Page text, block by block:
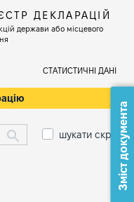
ДЕКЛАРАЦІЙ
держави або місцевого
СТАТИСТИЧНІ ДАНІ
шукати скрізьЗміст документа